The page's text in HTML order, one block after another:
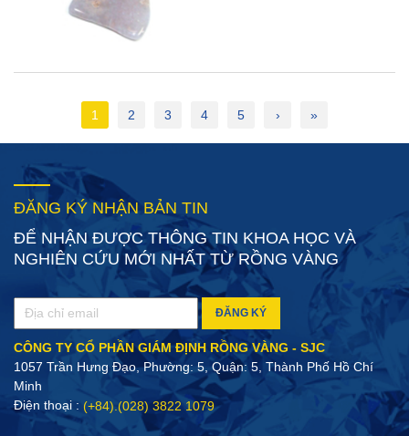
1 2 3 4 5 › »
ĐĂNG KÝ NHẬN BẢN TIN
ĐỂ NHẬN ĐƯỢC THÔNG TIN KHOA HỌC VÀ
NGHIÊN CỨU MỚI NHẤT TỪ RỒNG VÀNG
ĐĂNG KÝ
CÔNG TY CỔ PHẦN GIÁM ĐỊNH RỒNG VÀNG - SJC
1057 Trần Hưng Đạo, Phường: 5, Quận: 5, Thành Phố Hồ Chí
Minh
Điện thoại : (+84).(028) 3822 1079